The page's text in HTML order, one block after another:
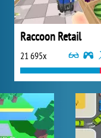
Raccoon Retail
21 695x